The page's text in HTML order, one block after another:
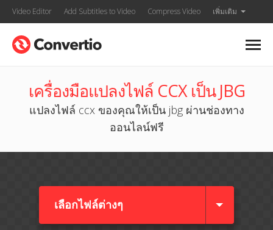
Video Editor Add Subtitles to Video Compress Video เพิ่มเติม
เครื่องมือแปลงไฟล์ CCX เป็น JBG
แปลงไฟล์ ccx ของคุณให้เป็น jbg ผ่านช่องทาง
ออนไลน์ฟรี
เลือกไฟล์ต่างๆ​